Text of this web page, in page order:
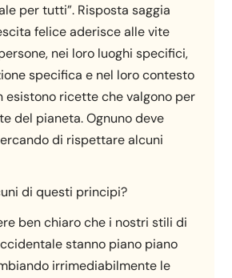
per tutti”. Risposta saggia
felice aderisce alle vite
nei loro luoghi specifici,
specifica e nel loro contesto
esistono ricette che valgono per
del pianeta. Ognuno deve
di rispettare alcuni
di questi principi?
ben chiaro che i nostri stili di
stanno piano piano
irrimediabilmente le